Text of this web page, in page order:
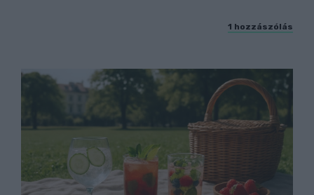
1 hozzászólás